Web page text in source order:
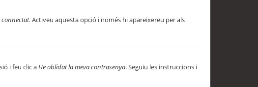
connectat. Activeu aquesta opció i només hi apareixereu per als
i feu clic aHe oblidat la meva contrasenya. Seguiu les instruccions i